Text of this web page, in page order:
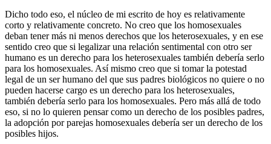
Dicho todo eso, el núcleo de mi escrito de hoy es relativamente
corto y relativamente concreto. No creo que los homosexuales
deban tener más ni menos derechos que los heterosexuales, y en ese
sentido creo que si legalizar una relación sentimental con otro ser
humano es un derecho para los heterosexuales también debería serlo
para los homosexuales. Así mismo creo que si tomar la potestad
legal de un ser humano del que sus padres biológicos no quiere o no
pueden hacerse cargo es un derecho para los heterosexuales,
también debería serlo para los homosexuales. Pero más allá de todo
eso, si no lo quieren pensar como un derecho de los posibles padres,
la adopción por parejas homosexuales debería ser un derecho de los
posibles hijos.